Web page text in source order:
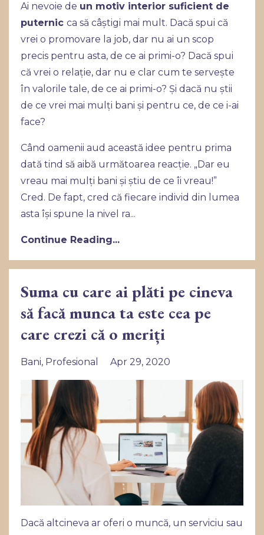
Ai nevoie de un motiv interior suficient de
puternic ca să câștigi mai mult. Dacă spui că
vrei o promovare la job, dar nu ai un scop
precis pentru asta, de ce ai primi-o? Dacă spui
că vrei o relație, dar nu e clar cum te servește
în valorile tale, de ce ai primi-o? Și dacă nu știi
de ce vrei mai mulți bani și pentru ce, de ce i-ai
face?
Când oamenii aud această idee pentru prima
dată tind să aibă următoarea reacție. „Dar eu
vreau mai mulți bani și știu de ce îi vreau!”
Cred. De fapt, cred că fiecare individ din lumea
asta își spune la nivel ra...
Continue Reading...
Suma cu care ai plăti pe cineva
să facă munca ta este cea pe
care crezi că o meriți
Bani Profesional Apr 29, 2020
Dacă altcineva ar oferi o muncă, un serviciu sau